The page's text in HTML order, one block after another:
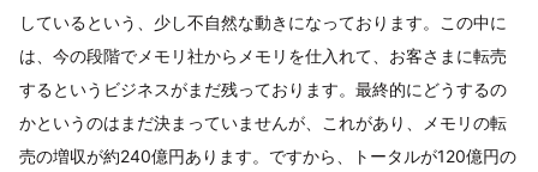
しているという、少し不自然な動きになっております。この中に
は、今の段階でメモリ社からメモリを仕入れて、お客さまに転売
するというビジネスがまだ残っております。最終的にどうするの
かというのはまだ決まっていませんが、これがあり、メモリの転
売の増収が約240億円あります。ですから、トータルが120億円の